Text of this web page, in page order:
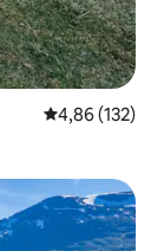
Średnia
4,86 (132)